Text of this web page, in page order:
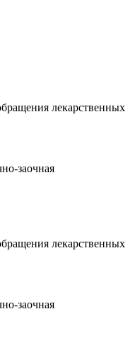
лекарственных
заочная
лекарственных
заочная